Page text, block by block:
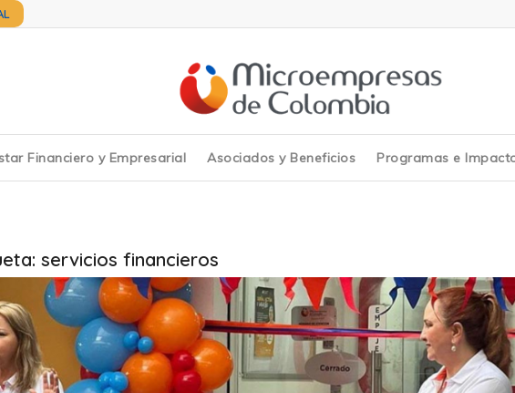
Financiero y Empresarial Asociados y Beneficios Programas e
servicios financieros